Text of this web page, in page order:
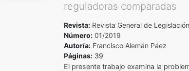
reguladoras comparadas
Revista:Revista General de
Número:01/2019
Autoría: Francisco Alemán Páez
Páginas:39
El presente trabajo examina la